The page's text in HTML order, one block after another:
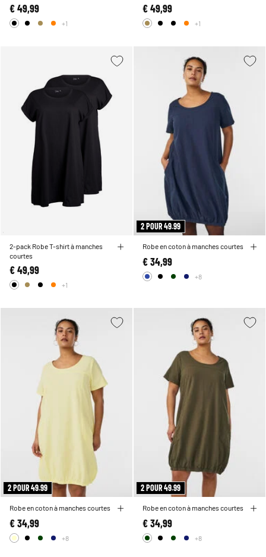
€ 49,99
+1
€ 49,99
+1
2-pack Robe T-shirt à manches
courtes
€ 49,99
+1
2 POUR 49.99
Robe en coton à manches courtes
€ 34,99
+8
2 POUR 49.99
Robe en coton à manches courtes
€ 34,99
+8
2 POUR 49.99
Robe en coton à manches courtes
€ 34,99
+8